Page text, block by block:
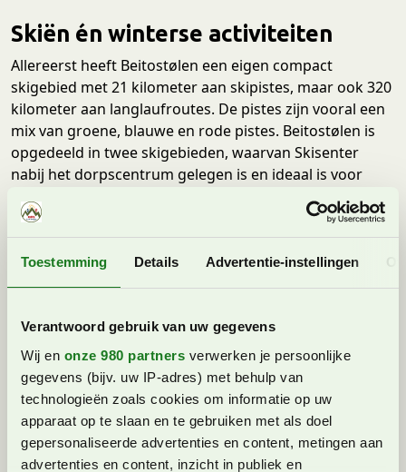
Toestemming Details Advertentie-instellingen
Verantwoord gebruik van uw gegevens
Wij en onze 980 partners verwerken je persoonlijke
gegevens (bijv. uw IP-adres) met behulp van
technologieën zoals cookies om informatie op uw
apparaat op te slaan en te gebruiken met als doel
gepersonaliseerde advertenties en content, metingen aan
advertenties en content, inzicht in publiek en
Skiën én winterse activiteiten
Allereerst heeft Beitostølen een eigen compact
skigebied met 21 kilometer aan skipistes, maar ook 320
kilometer aan langlaufroutes. De pistes zijn vooral een
mix van groene, blauwe en rode pistes. Beitostølen is
opgedeeld in twee skigebieden, waarvan Skisenter
nabij het dorpscentrum gelegen is en ideaal is voor
families. Ook is alles te voet bereikbaar en je kan ook in
de avonden skiën. Verder is het goed om te weten dat
Beitostølen ook een Fun Park heeft (de Ola Express)
met 15 rails en meerdere jumps.